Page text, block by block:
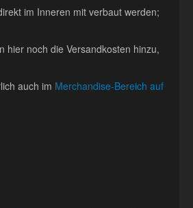
im Inneren mit verbaut werden;
hier noch die Versandkosten hinzu,
auch im Merchandise-Bereich auf